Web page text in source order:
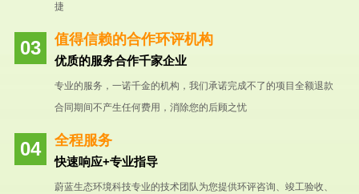
捷
值得信赖的合作环评机构
优质的服务合作千家企业
专业的服务，一诺千金的机构，我们承诺完成不了的项目全额退款
合同期间不产生任何费用，消除您的后顾之忧
全程服务
快速响应+专业指导
蔚蓝生态环境科技专业的技术团队为您提供环评咨询、竣工验收、